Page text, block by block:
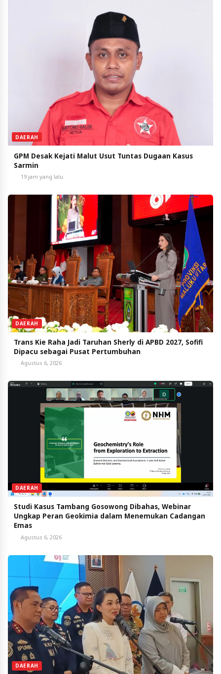
DAERAH
GPM Desak Kejati Malut Usut Tuntas Dugaan Kasus
Sarmin
19 jam yang lalu
DAERAH
Trans Kie Raha Jadi Taruhan Sherly di APBD 2027, Sofifi
Dipacu sebagai Pusat Pertumbuhan
Agustus 6, 2026
DAERAH
Studi Kasus Tambang Gosowong Dibahas, Webinar
Ungkap Peran Geokimia dalam Menemukan Cadangan
Emas
Agustus 6, 2026
DAERAH